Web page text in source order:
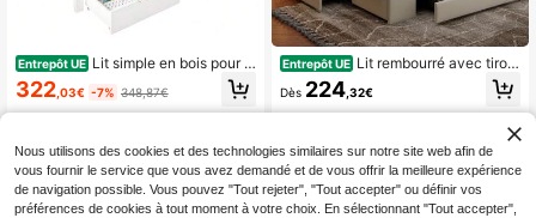
Entrepôt UE Lit simple en bois pour e
nfant, avec deux grands tiroirs à rou
lettes, jolies fenêtres et toit, sommie
r à lattes robuste, pin + MDF + contr
322 ,03€ -7% 348,87€
Entrepôt UE Lit rembourré avec tiroir
s, lit double moderne en velours bei
ge, tête de lit avec rangement, 140/
160 x 200 cm, sans matelas
Dès 224,32€
Nous utilisons des cookies et des technologies similaires sur notre site web afin de
vous fournir le service que vous avez demandé et de vous offrir la meilleure expérience
de navigation possible. Vous pouvez "Tout rejeter", "Tout accepter" ou définir vos
préférences de cookies à tout moment à votre choix. En sélectionnant "Tout accepter",